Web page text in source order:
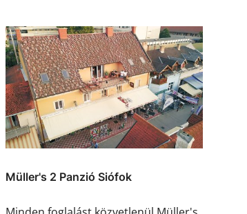
Müller's 2 Panzió Siófok